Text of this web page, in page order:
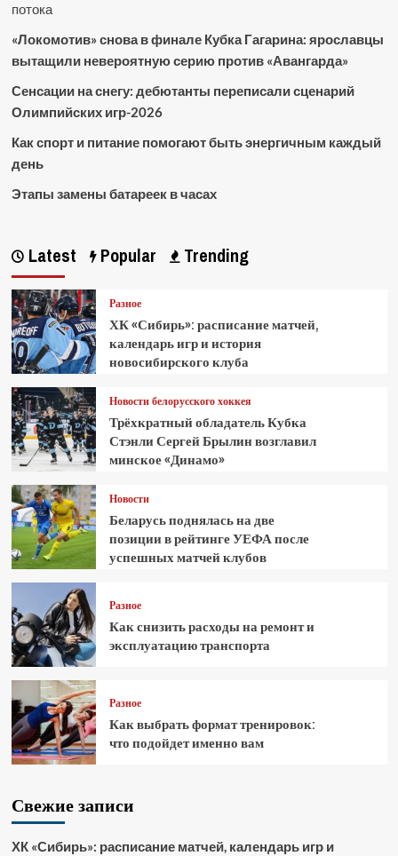
потока
«Локомотив» снова в финале Кубка Гагарина: ярославцы
вытащили невероятную серию против «Авангарда»
Сенсации на снегу: дебютанты переписали сценарий
Олимпийских игр-2026
Как спорт и питание помогают быть энергичным каждый
день
Этапы замены батареек в часах
Latest Popular Trending
Разное
ХК «Сибирь»: расписание матчей,
календарь игр и история
новосибирского клуба
Новости белорусского хоккея
Трёхкратный обладатель Кубка
Стэнли Сергей Брылин возглавил
минское «Динамо»
Новости
Беларусь поднялась на две
позиции в рейтинге УЕФА после
успешных матчей клубов
Разное
Как снизить расходы на ремонт и
эксплуатацию транспорта
Разное
Как выбрать формат тренировок:
что подойдет именно вам
Свежие записи
ХК «Сибирь»: расписание матчей, календарь игр и